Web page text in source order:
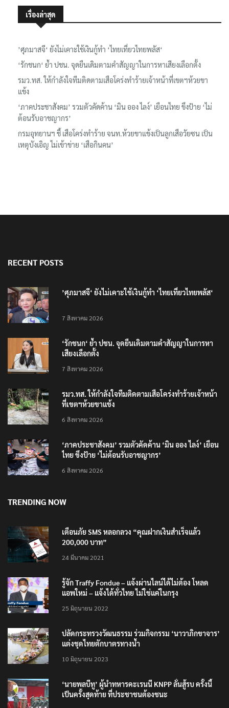
เรื่องล่าสุด
’ศุภมาสจี‘ ยังไม่เคาะใช้เงินกู้ทำ ‘ไทยเที่ยวไทยพลัส‘
‘รักชนก‘ ย้ำ ปชน. จุดยืนเดิมตามคำสัญญาในการหาเสียงเลือกตั้ง
รมว.ทส. ให้กำลังใจทีมติดตามเสือโคร่งทำร้ายเจ้าหน้าที่เขตฯห้วยขา
แข้ง
‘ภาคประชาสังคม’ รวมตัวคัดค้าน ‘มิน ออง ไลง์’ เยือนไทย ขึงป้าย ‘ไม่
ต้อนรับอาชญากร’
กรมอุทยานฯ ชี้ เสือโคร่งทำร้าย จนท.ห้วยขาแข้งเป็นลูกเสือวัยซน เป็น
เหตุบังเอิญ ไม่เข้าข่าย ‘เสือกินคน’
RECENT POSTS
’ศุภมาสจี‘ ยังไม่เคาะใช้เงินกู้ทำ ‘ไทยเที่ยวไทยพลัส‘
7 สิงหาคม 2026
‘รักชนก‘ ย้ำ ปชน. จุดยืนเดิมตามคำสัญญาในการหา
เสียงเลือกตั้ง
7 สิงหาคม 2026
รมว.ทส. ให้กำลังใจทีมติดตามเสือโคร่งทำร้ายเจ้าหน้า
ที่เขตฯห้วยขาแข้ง
6 สิงหาคม 2026
‘ภาคประชาสังคม’ รวมตัวคัดค้าน ‘มิน ออง ไลง์’ เยือน
ไทย ขึงป้าย ‘ไม่ต้อนรับอาชญากร’
6 สิงหาคม 2026
TRENDING NOW
เตือนภัย SMS หลอกลวง “คุณฝากเงินสำเร็จแล้ว
200,000 บาท”
24 มีนาคม 2021
รู้จัก Traffy Fondue – แจ้งผ่านไลน์ได้ไม่ต้อง โหลด
แอพใหม่ – แจ้งได้ทั่วไทย ไม่ใช่แค่ในกรุง
25 มิถุนายน 2022
ปลัดกระทรวงวัฒนธรรม ร่วมกิจกรรม ‘นาวาภิกขาจาร’
แต่งชุดไทยตักบาตรทางน้ำ
10 มิถุนายน 2023
‘นายพลบีทู’ ผู้นำทหารคะเรนนี KNPP ลั่นสู้รบ ครั้งนี้
เป็นครั้งสุดท้าย ที่ประชาชนต้องชนะ